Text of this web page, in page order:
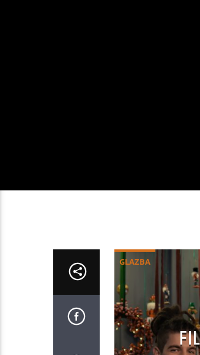
GLAZBA